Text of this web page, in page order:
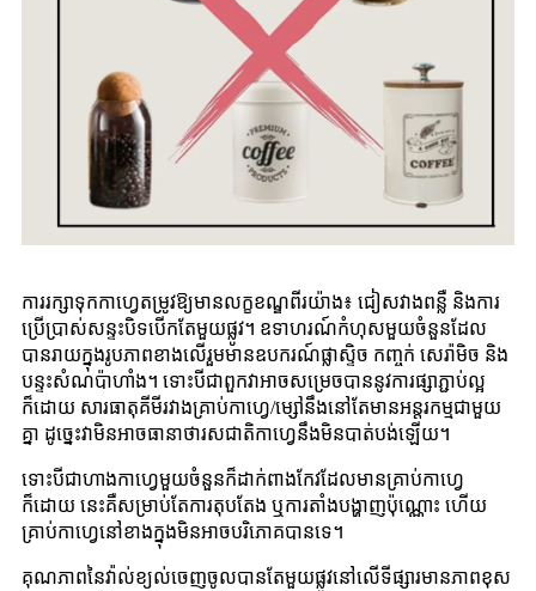
ការរក្សាទុកកាហ្វេតម្រូវឱ្យមានលក្ខខណ្ឌពីរយ៉ាង៖ ជៀសវាងពន្លឺ និងការ
ប្រើប្រាស់សន្ទះបិទបើកតែមួយផ្លូវ។ ឧទាហរណ៍កំហុសមួយចំនួនដែល
បានរាយក្នុងរូបភាពខាងលើរួមមានឧបករណ៍ផ្លាស្ទិច កញ្ចក់ សេរ៉ាមិច និង
បន្ទះសំណប៉ាហាំង។ ទោះបីជាពួកវាអាចសម្រេចបាននូវការផ្សាភ្ជាប់ល្អ
ក៏ដោយ សារធាតុគីមីរវាងគ្រាប់កាហ្វេ/ម្សៅនឹងនៅតែមានអន្តរកម្មជាមួយ
គ្នា ដូច្នេះវាមិនអាចធានាថារសជាតិកាហ្វេនឹងមិនបាត់បង់ឡើយ។
ទោះបីជាហាងកាហ្វេមួយចំនួនក៏ដាក់ពាងកែវដែលមានគ្រាប់កាហ្វេ
ក៏ដោយ នេះគឺសម្រាប់តែការតុបតែង ឬការតាំងបង្ហាញប៉ុណ្ណោះ ហើយ
គ្រាប់កាហ្វេនៅខាងក្នុងមិនអាចបរិភោគបានទេ។
គុណភាពនៃវ៉ាល់ខ្យល់ចេញចូលបានតែមួយផ្លូវនៅលើទីផ្សារមានភាពខុស